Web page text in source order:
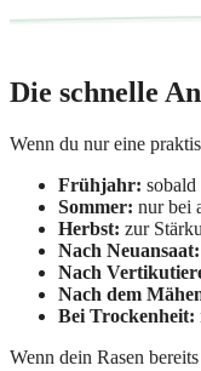
Die schnelle
Wenn du nur eine
Frühjahr:
Sommer: nur bei
Herbst: zur
Nach Neuansaat:
Nach
Nach dem
Bei Trockenheit:
Wenn dein Rasen